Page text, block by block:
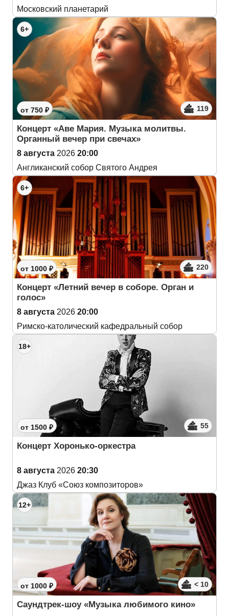
Московский планетарий
6+
от 750 ₽ 119
Концерт «Аве Мария. Музыка молитвы.
Органный вечер при свечах»
8 августа 2026 20:00
Англиканский собор Святого Андрея
6+
от 1000 ₽ 220
Концерт «Летний вечер в соборе. Орган и
голос»
8 августа 2026 20:00
Римско-католический кафедральный собор
18+
от 1500 ₽ 55
Концерт Хоронько-оркестра
8 августа 2026 20:30
Джаз Клуб «Союз композиторов»
12+
от 1000 ₽ < 10
Саундтрек-шоу «Музыка любимого кино»